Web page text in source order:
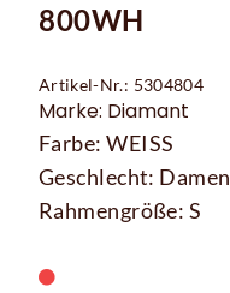
800WH
Artikel-Nr.: 5304804
Marke: Diamant
Farbe: WEISS
Geschlecht: Damen
Rahmengröße: S